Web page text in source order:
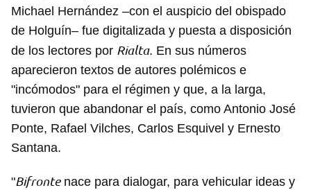
Michael Hernández –con el auspicio del obispado
de Holguín– fue digitalizada y puesta a disposición
de los lectores por Rialta. En sus números
aparecieron textos de autores polémicos e
"incómodos" para el régimen y que, a la larga,
tuvieron que abandonar el país, como Antonio José
Ponte, Rafael Vilches, Carlos Esquivel y Ernesto
Santana.
"Bifrontenace para dialogar, para vehicular ideas y